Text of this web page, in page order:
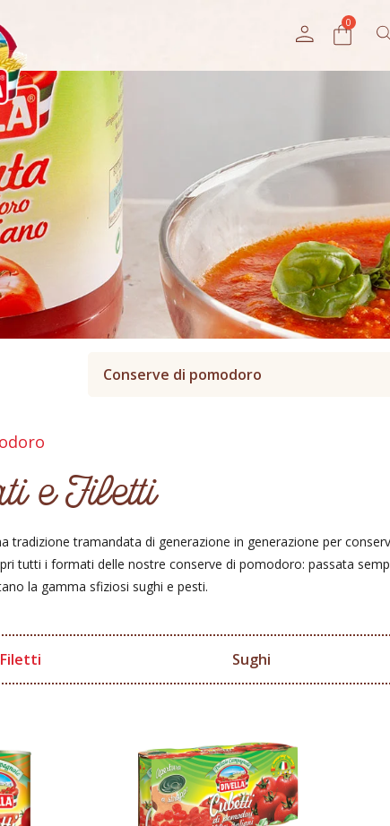
Conserve di pomodoro
e Filetti
tramandata di generazione in generazione per
tutti i formati delle nostre conserve di pomodoro: passata
la gamma sfiziosi sughi e pesti.
Sughi